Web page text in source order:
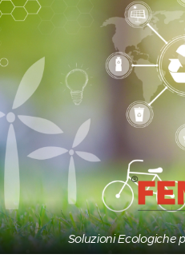
Soluzioni Ecologiche